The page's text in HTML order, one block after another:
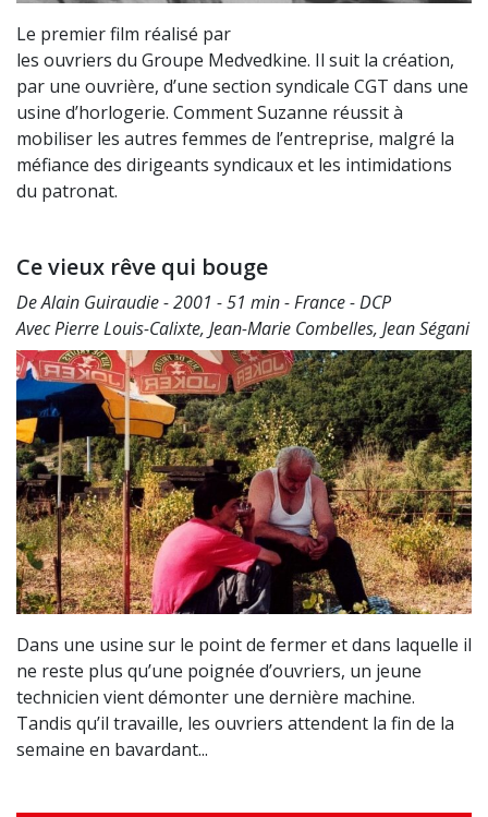
Le premier film réalisé par
les ouvriers du Groupe Medvedkine. Il suit la création,
par une ouvrière, d’une section syndicale CGT dans une
usine d’horlogerie. Comment Suzanne réussit à
mobiliser les autres femmes de l’entreprise, malgré la
méfiance des dirigeants syndicaux et les intimidations
du patronat.
Ce vieux rêve qui bouge
De Alain Guiraudie - 2001 - 51 min - France - DCP
Avec Pierre Louis-Calixte, Jean-Marie Combelles, Jean Ségani
Dans une usine sur le point de fermer et dans laquelle il
ne reste plus qu’une poignée d’ouvriers, un jeune
technicien vient démonter une dernière machine.
Tandis qu’il travaille, les ouvriers attendent la fin de la
semaine en bavardant...